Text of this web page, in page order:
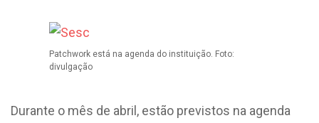
Patchwork está na agenda do instituição. Foto:
divulgação
Durante o mês de abril, estão previstos na agenda